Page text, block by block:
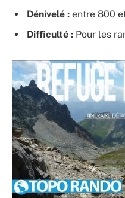
Dénivelé : entre 800
Difficulté : Pour les